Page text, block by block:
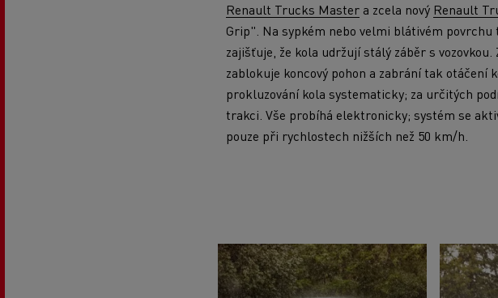
Renault Trucks Master a zcela nový Renault
Grip". Na sypkém nebo velmi blátivém
zajišťuje, že kola udržují stálý záběr s
zablokuje koncový pohon a zabrání tak otáčení
prokluzování kola systematicky; za určitých
trakci. Vše probíhá elektronicky; systém se
pouze při rychlostech nižších než 50 km/h.